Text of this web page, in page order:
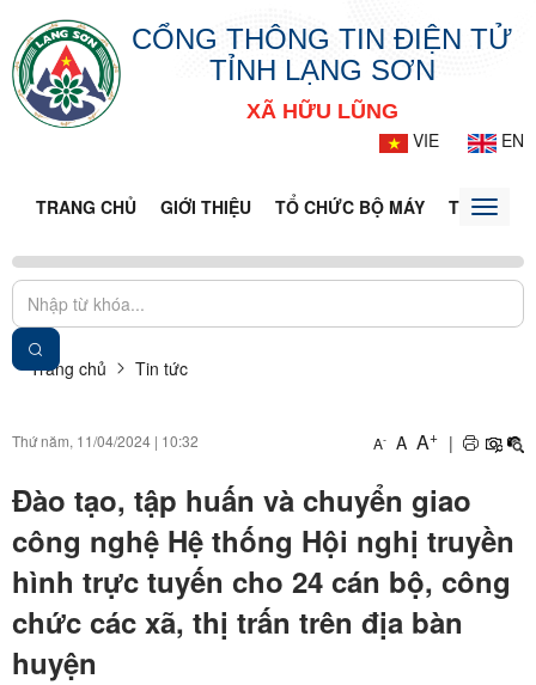
CỔNG THÔNG TIN ĐIỆN TỬ
TỈNH LẠNG SƠN
XÃ HỮU LŨNG
VIE
EN
TRANG CHỦ GIỚI THIỆU TỔ CHỨC BỘ MÁY TIN TỨC -
Toggle
Trang chủ Tin tức
Thứ năm, 11/04/2024 | 10:32 A- A A+ |
Đào tạo, tập huấn và chuyển giao
công nghệ Hệ thống Hội nghị truyền
hình trực tuyến cho 24 cán bộ, công
chức các xã, thị trấn trên địa bàn
huyện